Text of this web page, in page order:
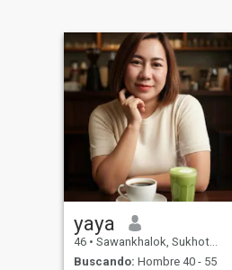
yaya
46 • Sawankhalok, Sukhothai, Tailandia
Buscando: Hombre 40 - 55